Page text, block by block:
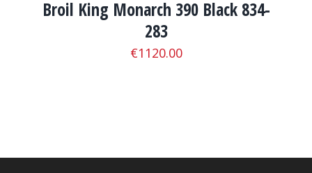
ΛΕΠΤΟΜΈΡΕΙΕΣ
Broil King Monarch 390 Black 834-
283
€1120.00